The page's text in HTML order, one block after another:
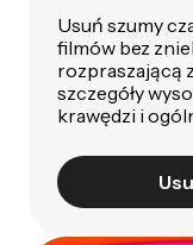
Usuń szumy
filmów bez
rozpraszającą
szczegóły
krawędzi i